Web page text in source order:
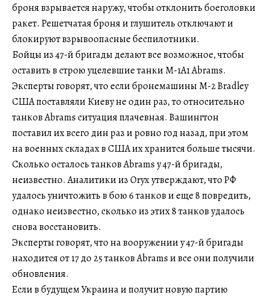
броня взрывается наружу, чтобы отклонить боеголовки
ракет. Решетчатая броня и глушитель отключают и
блокируют взрывоопасные беспилотники.
Бойцы из 47-й бригады делают все возможное, чтобы
оставить в строю уцелевшие танки M-1A1 Abrams.
Эксперты говорят, что если бронемашины M-2 Bradley
США поставляли Киеву не один раз, то относительно
танков Abrams ситуация плачевная. Вашингтон
поставил их всего дин раз и ровно год назад, при этом
на военных складах в США их хранится больше тысячи.
Сколько осталось танков Abrams у 47-й бригады,
неизвестно. Аналитики из Oryx утверждают, что РФ
удалось уничтожить в бою 6 танков и еще 8 повредить,
однако неизвестно, сколько из этих 8 танков удалось
снова восстановить.
Эксперты говорят, что на вооружении у 47-й бригады
находится от 17 до 25 танков Abrams и все они получили
обновления.
Если в будущем Украина и получит новую партию